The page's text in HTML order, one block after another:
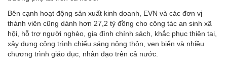
Bên cạnh hoạt động sản xuất kinh doanh, EVN và các đơn vị
thành viên cũng dành hơn 27,2 tỷ đồng cho công tác an sinh xã
hội, hỗ trợ người nghèo, gia đình chính sách, khắc phục thiên tai,
xây dựng công trình chiếu sáng nông thôn, ven biển và nhiều
chương trình giáo dục, nhân đạo trên cả nước.